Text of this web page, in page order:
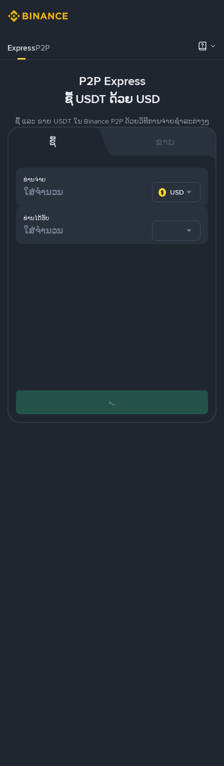
ExpressP2P
P2P Express
ຊື້ USDT ດ້ວຍ USD
ຊື້ ແລະ ຂາຍ USDT ໃນ Binance P2P ດ້ວຍວິທີການຈ່າຍຊຳລະຕ່າງໆ
ຊື້ ຂາຍ
ທ່ານຈ່າຍ
USD
ທ່ານໄດ້ຮັບ